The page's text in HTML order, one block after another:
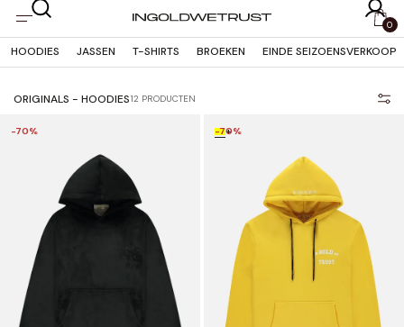
OVERSLAAN
NAAR
0
HOODIES JASSEN T-SHIRTS BROEKEN EINDE SEIZOENSVERKOOP
ORIGINALS - HOODIES12 PRODUCTEN
-70% +
-70%